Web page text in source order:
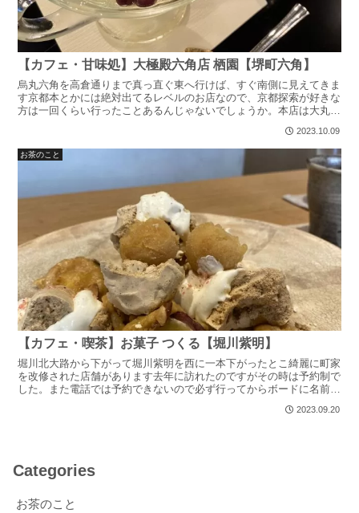
【カフェ・甘味処】大極殿六角店 栖園【堺町六角】
烏丸六角を高倉通りまで真っ直ぐ東へ行けば、すぐ南側に見えてきま
す京都本とかには絶対出てるレベルのお店なので、京都探索が好きな
方は一回くらい行ったことあるんじゃないでしょうか。本店は大丸の
2023.10.09
お茶のこと
【カフェ・喫茶】お菓子 つくる【堀川紫明】
堀川北大路から下がって堀川紫明を西に一本下がったとこ綺麗に町家
を改修された店舗があります去年に訪れたのですがその時は予約制で
した。また電話では予約できないので必ず行ってからボードに名前を
2023.09.20
Categories
お茶のこと